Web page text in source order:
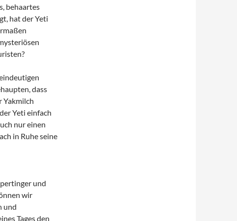
behaartes
hat der Yeti
dass
Yakmilch
Yeti einfach
nur einen
in Ruhe seine
und
wir
und
Tages den